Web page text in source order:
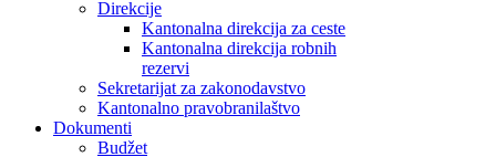
Direkcije
Kantonalna direkcija za ceste
Kantonalna direkcija robnih
rezervi
Sekretarijat za zakonodavstvo
Kantonalno pravobranilaštvo
Dokumenti
Budžet